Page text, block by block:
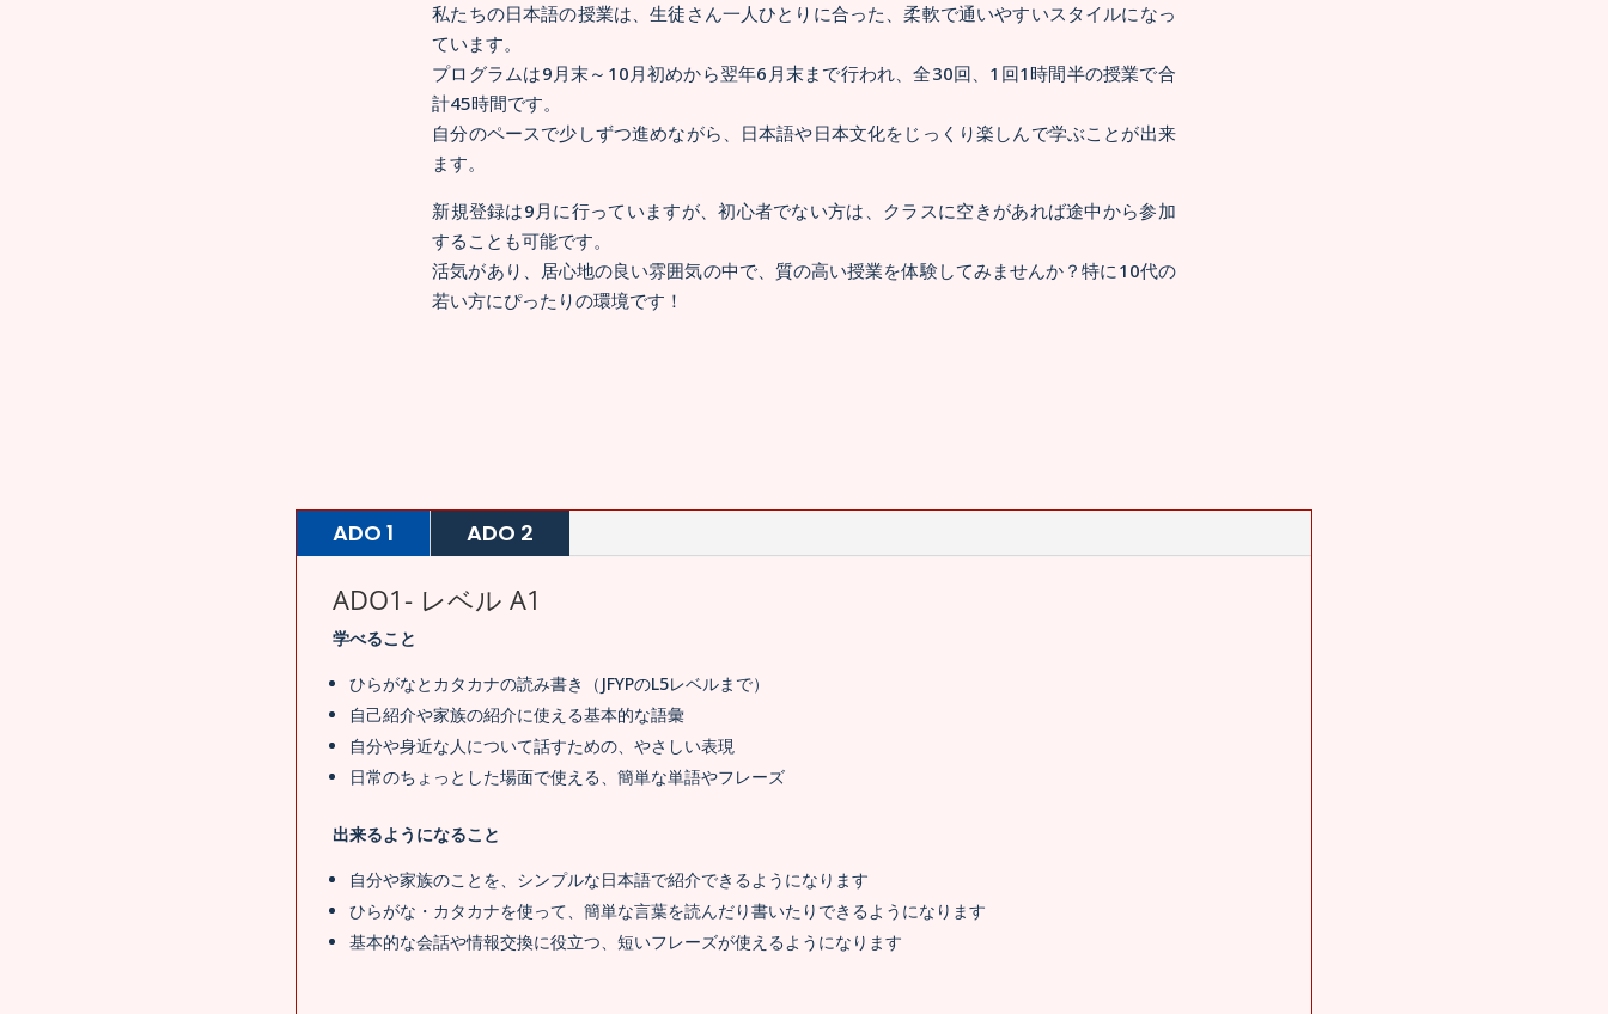
私たちの日本語の授業は、生徒さん一人ひとりに合った、柔軟で通いやすいスタイルになっ
ています。
プログラムは9月末～10月初めから翌年6月末まで行われ、全30回、1回1時間半の授業で合
計45時間です。
自分のペースで少しずつ進めながら、日本語や日本文化をじっくり楽しんで学ぶことが出来
ます。
新規登録は9月に行っていますが、初心者でない方は、クラスに空きがあれば途中から参加
することも可能です。
活気があり、居心地の良い雰囲気の中で、質の高い授業を体験してみませんか？特に10代の
若い方にぴったりの環境です！
ADO 1 ADO 2
ADO1- レベル A1
学べること
ひらがなとカタカナの読み書き（JFYPのL5レベルまで）
自己紹介や家族の紹介に使える基本的な語彙
自分や身近な人について話すための、やさしい表現
日常のちょっとした場面で使える、簡単な単語やフレーズ
出来るようになること
自分や家族のことを、シンプルな日本語で紹介できるようになります
ひらがな・カタカナを使って、簡単な言葉を読んだり書いたりできるようになります
基本的な会話や情報交換に役立つ、短いフレーズが使えるようになります